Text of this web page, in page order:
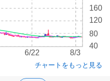
40
80
120
160
6/22 8/3
チャートをもっと見る